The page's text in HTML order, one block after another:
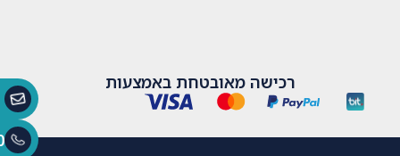
רכישה מאובטחת באמצעות